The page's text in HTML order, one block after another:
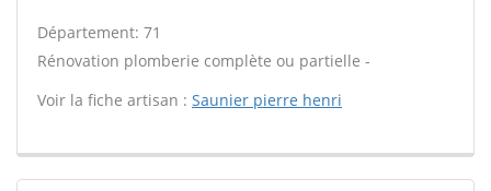
Département: 71
Rénovation plomberie complète ou partielle -
Voir la fiche artisan : Saunier pierre henri